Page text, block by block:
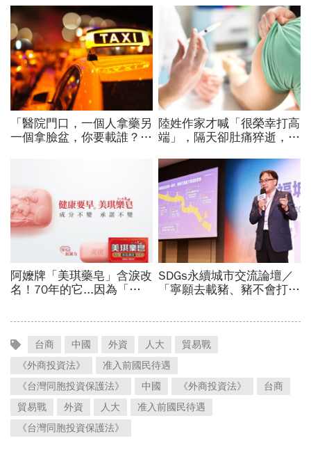
台商 中國 外資 人大
貿易戰
《外商投資法》
准入前國民待遇
《台灣同胞投資保護法》
中國 《外商投資法》
台商
貿易戰
外資 人大
准入前國民待遇
《台灣同胞投資保護法》